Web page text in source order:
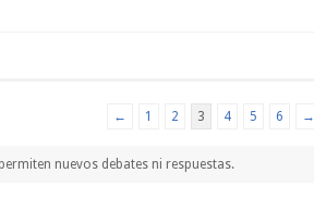
← 1 2 3 4 5 6 →
permiten nuevos debates ni respuestas.